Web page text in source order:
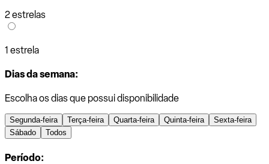
2 estrelas
1 estrela
Dias da semana:
Escolha os dias que possui disponibilidade
Segunda-feira Terça-feira Quarta-feira Quinta-feira
Sexta-feira
Sábado
Todos
Período: